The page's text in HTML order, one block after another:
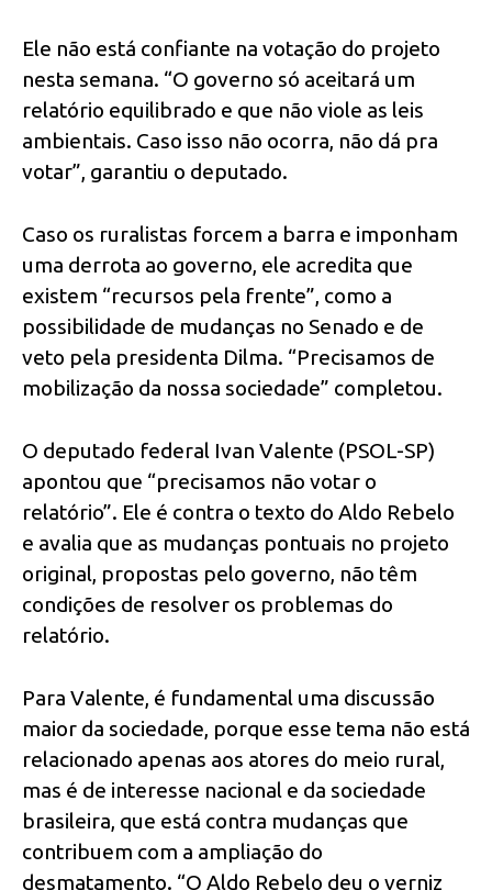
Ele não está confiante na votação do projeto
nesta semana. “O governo só aceitará um
relatório equilibrado e que não viole as leis
ambientais. Caso isso não ocorra, não dá pra
votar”, garantiu o deputado.
Caso os ruralistas forcem a barra e imponham
uma derrota ao governo, ele acredita que
existem “recursos pela frente”, como a
possibilidade de mudanças no Senado e de
veto pela presidenta Dilma. “Precisamos de
mobilização da nossa sociedade” completou.
O deputado federal Ivan Valente (PSOL-SP)
apontou que “precisamos não votar o
relatório”. Ele é contra o texto do Aldo Rebelo
e avalia que as mudanças pontuais no projeto
original, propostas pelo governo, não têm
condições de resolver os problemas do
relatório.
Para Valente, é fundamental uma discussão
maior da sociedade, porque esse tema não está
relacionado apenas aos atores do meio rural,
mas é de interesse nacional e da sociedade
brasileira, que está contra mudanças que
contribuem com a ampliação do
desmatamento. “O Aldo Rebelo deu o verniz